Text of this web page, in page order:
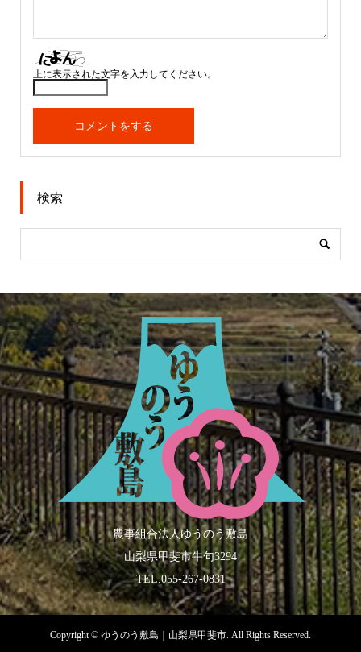
上に表示された文字を入力してください。
検索
農事組合法人ゆうのう敷島
山梨県甲斐市牛句3294
TEL.055-267-0831
Copyright © ゆうのう敷島｜山梨県甲斐市. All Rights Reserved.